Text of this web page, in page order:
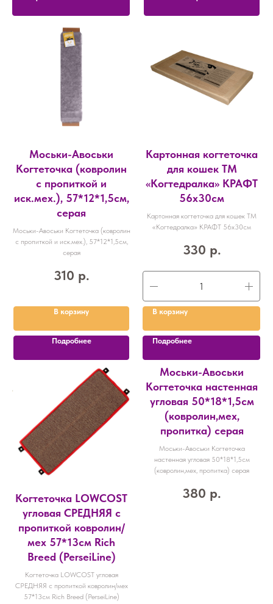
Моськи-Авоськи
Когтеточка (ковролин
с пропиткой и
иск.мех.), 57*12*1,5см,
серая
Моськи-Авоськи Когтеточка (ковролин
с пропиткой и иск.мех.), 57*12*1,5см,
серая
310 р.
В корзину
Подробнее
Картонная когтеточка
для кошек ТМ
«Когтедралка» КРАФТ
56х30см
Картонная когтеточка для кошек ТМ
«Когтедралка» КРАФТ 56х30см
330 р.
В корзину
Подробнее
Когтеточка LOWCOST
угловая СРЕДНЯЯ с
пропиткой ковролин/
мех 57*13см Rich
Breed (PerseiLine)
Когтеточка LOWCOST угловая
СРЕДНЯЯ с пропиткой ковролин/мех
57*13см Rich Breed (PerseiLine)
Моськи-Авоськи
Когтеточка настенная
угловая 50*18*1,5см
(ковролин,мех,
пропитка) серая
Моськи-Авоськи Когтеточка
настенная угловая 50*18*1,5см
(ковролин,мех, пропитка) серая
380 р.